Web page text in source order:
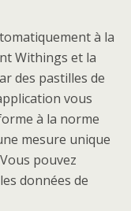
à la
Withings et la
des pastilles de
vous
à la norme
mesure unique
pouvez
données de